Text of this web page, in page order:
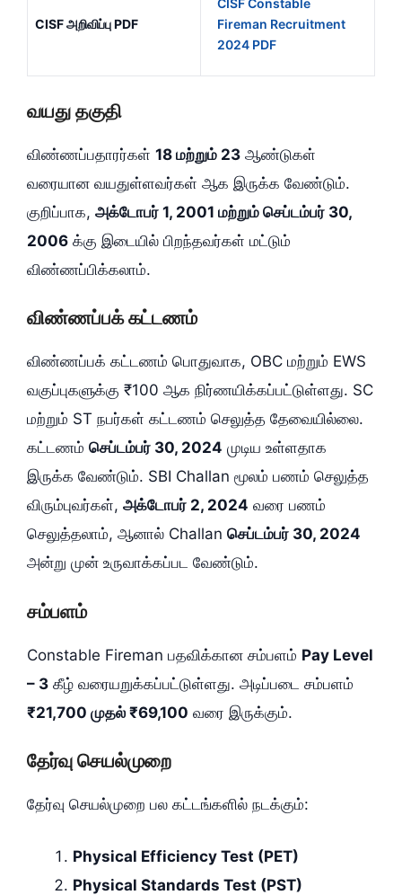
CISF அறிவிப்பு PDF
CISF Constable
Fireman Recruitment
2024 PDF
வயது தகுதி
விண்ணப்பதாரர்கள் 18 மற்றும் 23 ஆண்டுகள்
வரையான வயதுள்ளவர்கள் ஆக இருக்க வேண்டும்.
குறிப்பாக, அக்டோபர் 1, 2001 மற்றும் செப்டம்பர் 30,
2006 க்கு இடையில் பிறந்தவர்கள் மட்டும்
விண்ணப்பிக்கலாம்.
விண்ணப்பக் கட்டணம்
விண்ணப்பக் கட்டணம் பொதுவாக, OBC மற்றும் EWS
வகுப்புகளுக்கு ₹100 ஆக நிர்ணயிக்கப்பட்டுள்ளது. SC
மற்றும் ST நபர்கள் கட்டணம் செலுத்த தேவையில்லை.
கட்டணம் செப்டம்பர் 30, 2024 முடிய உள்ளதாக
இருக்க வேண்டும். SBI Challan மூலம் பணம் செலுத்த
விரும்புவர்கள், அக்டோபர் 2, 2024 வரை பணம்
செலுத்தலாம், ஆனால் Challan செப்டம்பர் 30, 2024
அன்று முன் உருவாக்கப்பட வேண்டும்.
சம்பளம்
Constable Fireman பதவிக்கான சம்பளம் Pay Level
– 3 கீழ் வரையறுக்கப்பட்டுள்ளது. அடிப்படை சம்பளம்
₹21,700 முதல் ₹69,100 வரை இருக்கும்.
தேர்வு செயல்முறை
தேர்வு செயல்முறை பல கட்டங்களில் நடக்கும்:
Physical Efficiency Test (PET)
Physical Standards Test (PST)